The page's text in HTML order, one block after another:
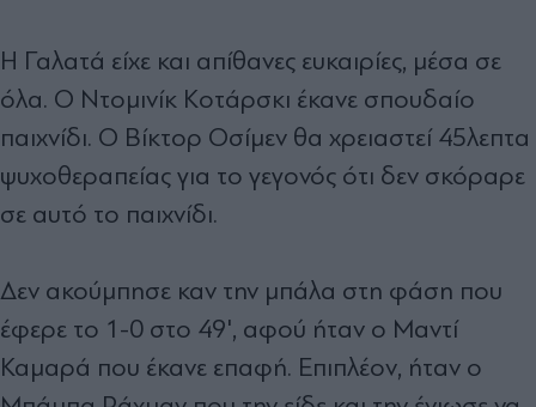
Η Γαλατά είχε και απίθανες ευκαιρίες, μέσα σε
όλα. Ο Ντομινίκ Κοτάρσκι έκανε σπουδαίο
παιχνίδι. Ο Βίκτορ Οσίμεν θα χρειαστεί 45λεπτα
ψυχοθεραπείας για το γεγονός ότι δεν σκόραρε
σε αυτό το παιχνίδι.
Δεν ακούμπησε καν την μπάλα στη φάση που
έφερε το 1-0 στο 49', αφού ήταν ο Μαντί
Καμαρά που έκανε επαφή. Επιπλέον, ήταν ο